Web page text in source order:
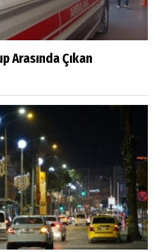
Arasında Çıkan